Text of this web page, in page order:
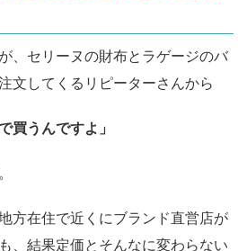
、セリーヌの財布とラゲージのバ
文してくるリピーターさんから
買うんですよ」
方在住で近くにブランド直営店が
、結果定価とそんなに変わらない